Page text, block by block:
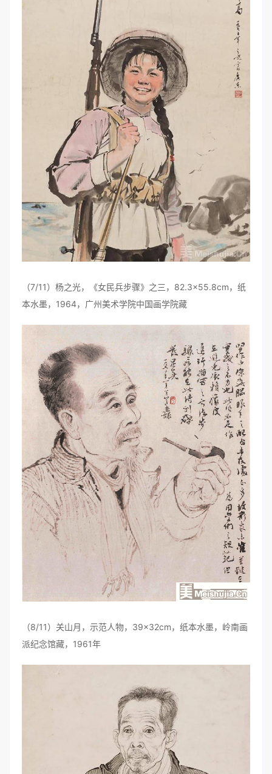
（7/11）杨之光，《女民兵步骤》之三，82.3×55.8cm，纸
本水墨，1964，广州美术学院中国画学院藏
（8/11）关山月，示范人物，39×32cm，纸本水墨，岭南画
派纪念馆藏，1961年